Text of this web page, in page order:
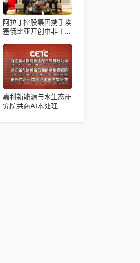
阿拉丁控股集团携手埃
塞俄比亚开创中非工业
嘉科新能源与水生态研
究院共商AI水处理